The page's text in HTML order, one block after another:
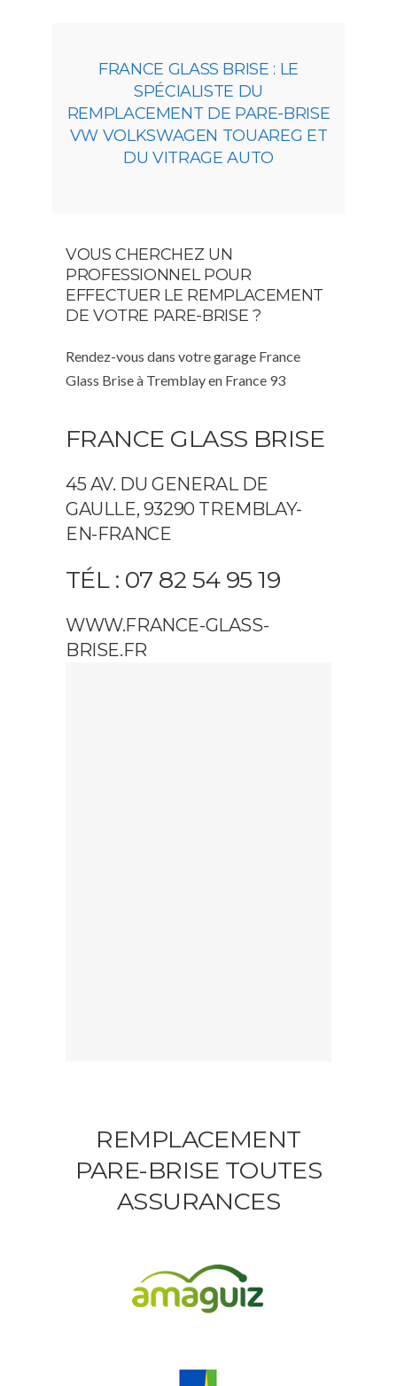
FRANCE GLASS BRISE : LE
SPÉCIALISTE DU
REMPLACEMENT DE PARE-BRISE
VW VOLKSWAGEN TOUAREG ET
DU VITRAGE AUTO
VOUS CHERCHEZ UN
PROFESSIONNEL POUR
EFFECTUER LE REMPLACEMENT
DE VOTRE PARE-BRISE ?
Rendez-vous dans votre garage France
Glass Brise à Tremblay en France 93
FRANCE GLASS BRISE
45 AV. DU GENERAL DE
GAULLE, 93290 TREMBLAY-
EN-FRANCE
TÉL : 07 82 54 95 19
WWW.FRANCE-GLASS-
BRISE.FR
REMPLACEMENT
PARE-BRISE TOUTES
ASSURANCES